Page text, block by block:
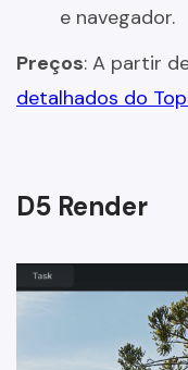
e navegador.
Preços: A partir
detalhados do
D5 Render